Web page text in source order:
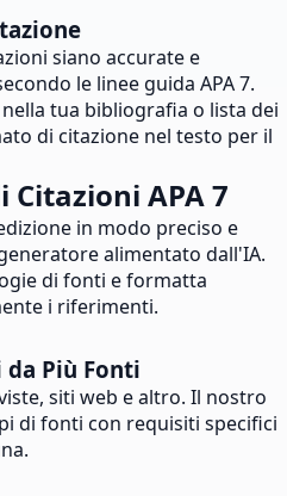
siano accurate e
le linee guida APA 7.
tua bibliografia o lista dei
di citazione nel testo per il
Citazioni APA 7
in modo preciso e
alimentato dall'IA.
di fonti e formatta
i riferimenti.
Più Fonti
siti web e altro. Il nostro
di fonti con requisiti specifici